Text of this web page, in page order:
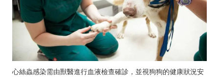
心絲蟲感染需由獸醫進行血液檢查確診，並視狗狗的健康狀況安